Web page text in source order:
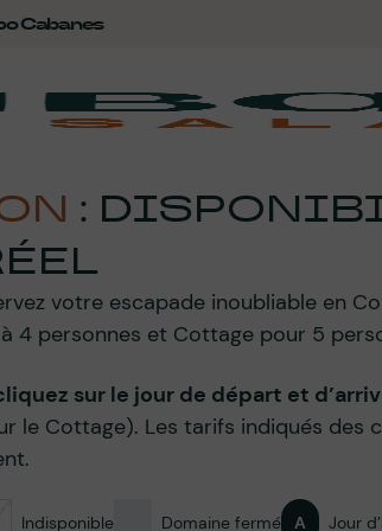
Cabanes
:
votre escapade inoubliable en
4 personnes et Cottage pour 5
sur le jour de départ et
le Cottage). Les tarifs indiqués
Indisponible Domaine fermé A Jour